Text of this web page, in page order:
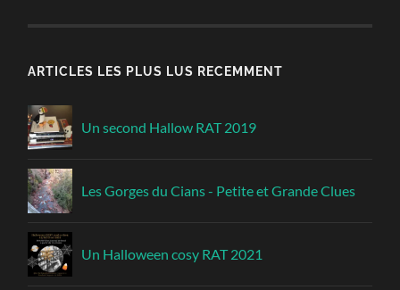
ARTICLES LES PLUS LUS RECEMMENT
Un second Hallow RAT 2019
Les Gorges du Cians - Petite et Grande Clues
Un Halloween cosy RAT 2021